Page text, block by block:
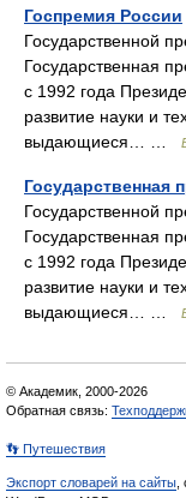
Госпремия России
Государственной
Государственная
с 1992 года
развитие науки и
выдающиеся… …
Государственная
Государственной
Государственная
с 1992 года
развитие науки и
выдающиеся… …
© Академик, 2000-2026
Обратная связь:
👣 Путешествия
Экспорт словарей на сайты